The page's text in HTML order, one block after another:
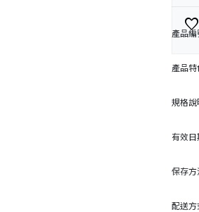
產品編
產品特
規格說
有效日
保存方
配送方